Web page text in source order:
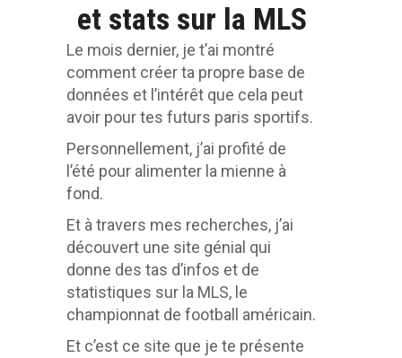
et stats sur la MLS
Le mois dernier, je t’ai montré
comment créer ta propre base de
données et l’intérêt que cela peut
avoir pour tes futurs paris sportifs.
Personnellement, j’ai profité de
l’été pour alimenter la mienne à
fond.
Et à travers mes recherches, j’ai
découvert une site génial qui
donne des tas d’infos et de
statistiques sur la MLS, le
championnat de football américain.
Et c’est ce site que je te présente